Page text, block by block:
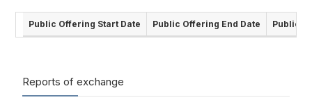
Public Offering Start Date Public Offering End Date Public
Reports of exchange